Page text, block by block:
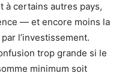
à certains autres pays,
— et encore moins la
l’investissement.
trop grande si le
minimum soit